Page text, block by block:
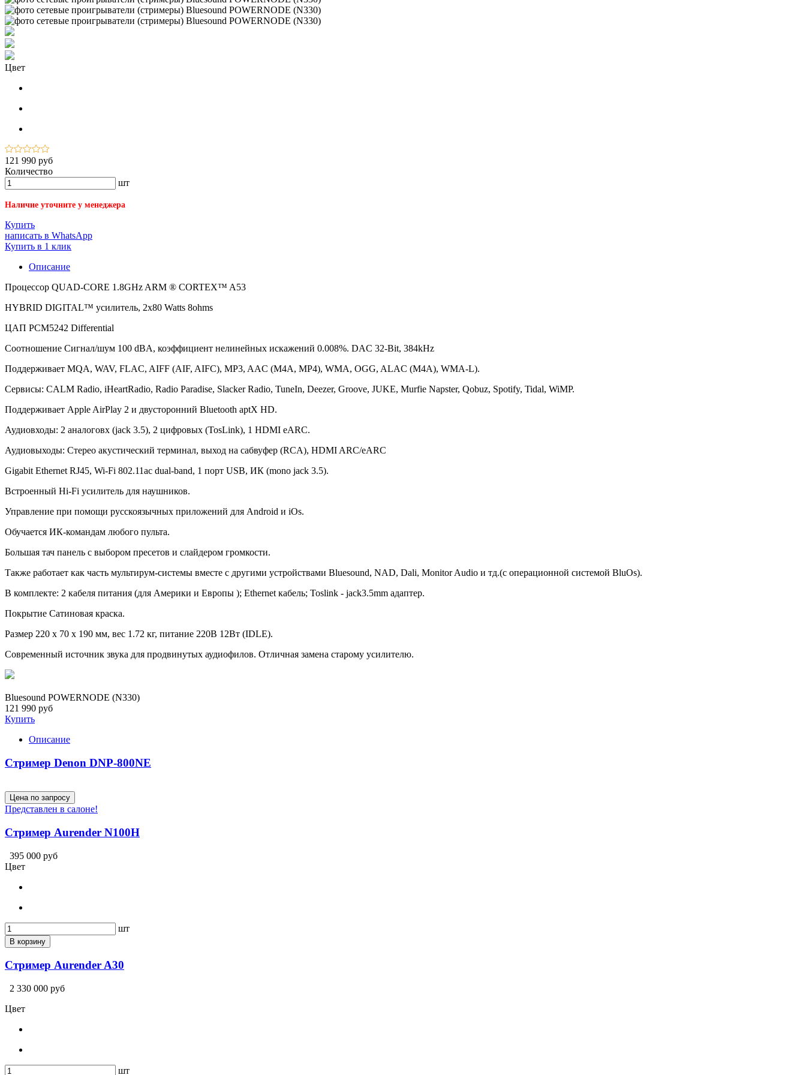
Цвет
121 990 руб
Количество
шт
Наличие уточните у менеджера
Купить
написать в WhatsApp
Купить в 1 клик
Описание
Процессор QUAD-CORE 1.8GHz ARM ® CORTEX™ A53
HYBRID DIGITAL™ усилитель, 2х80 Watts 8ohms
ЦАП PCM5242 Differential
Соотношение Сигнал/шум 100 dBA, коэффициент нелинейных искажений 0.008%. DAC 32-Bit, 384kHz
Поддерживает MQA, WAV, FLAC, AIFF (AIF, AIFC), MP3, AAC (M4A, MP4), WMA, OGG, ALAC (M4A), WMA-L).
Сервисы: CALM Radio, iHeartRadio, Radio Paradise, Slacker Radio, TuneIn, Deezer, Groove, JUKE, Murfie Napster, Qobuz, Spotify, Tidal, WiMP.
Поддерживает Apple AirPlay 2 и двусторонний Bluetooth aptX HD.
Аудиовходы: 2 аналоговх (jack 3.5), 2 цифровых (TosLink), 1 HDMI eARC.
Аудиовыходы: Стерео акустический терминал, выход на сабвуфер (RCA), HDMI ARC/eARC
Gigabit Ethernet RJ45, Wi-Fi 802.11ac dual-band, 1 порт USB, ИК (mono jack 3.5).
Встроенный Hi-Fi усилитель для наушников.
Управление при помощи русскоязычных приложений для Android и iOs.
Обучается ИК-командам любого пульта.
Большая тач панель с выбором пресетов и слайдером громкости.
Также работает как часть мультирум-системы вместе с другими устройствами Bluesound, NAD, Dali, Monitor Audio и тд.(с операционной системой BluOs).
В комплекте: 2 кабеля питания (для Америки и Европы ); Ethernet кабель; Toslink - jack3.5mm адаптер.
Покрытие Сатиновая краска.
Размер 220 x 70 x 190 мм, вес 1.72 кг, питание 220В 12Вт (IDLE).
Современный источник звука для продвинутых аудиофилов. Отличная замена старому усилителю.
Bluesound POWERNODE (N330)
121 990 руб
Купить
Описание
Стример Denon DNP-800NE
Цена по запросу
Представлен в салоне!
Стример Aurender N100H
395 000 руб
Цвет
шт
В корзину
Стример Aurender A30
2 330 000 руб
Цвет
шт